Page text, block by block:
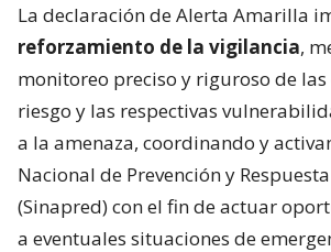
La declaración de Alerta Amarilla
reforzamiento de la vigilancia,
monitoreo preciso y riguroso de
riesgo y las respectivas
a la amenaza, coordinando y
Nacional de Prevención y
(Sinapred) con el fin de actuar
a eventuales situaciones de